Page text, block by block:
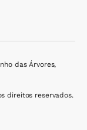
das Árvores,
direitos reservados.